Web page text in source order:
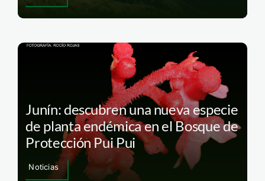
Junín: descubren una nueva especie
de planta endémica en el Bosque de
Protección Pui Pui
Noticias